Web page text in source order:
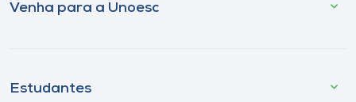
Venha para a Unoesc
Estudantes